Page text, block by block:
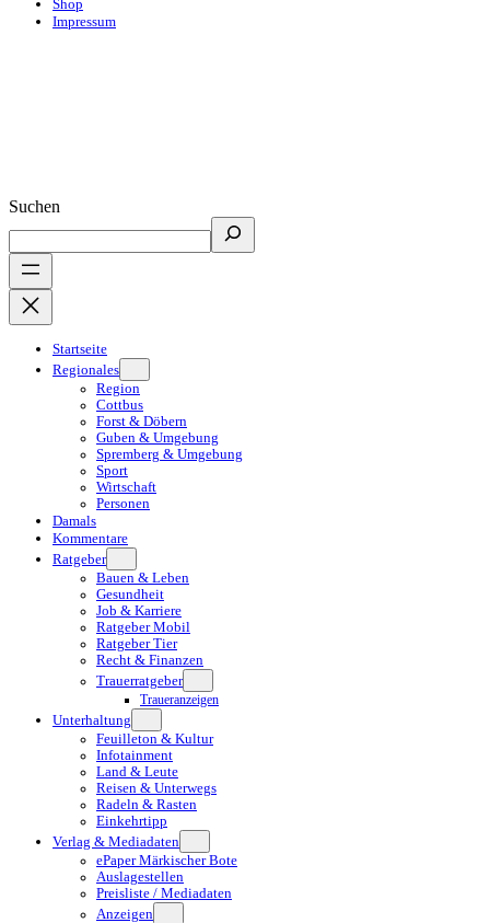
Shop
Impressum
Suchen
Startseite
Regionales
Region
Cottbus
Forst & Döbern
Guben & Umgebung
Spremberg & Umgebung
Sport
Wirtschaft
Personen
Damals
Kommentare
Ratgeber
Bauen & Leben
Gesundheit
Job & Karriere
Ratgeber Mobil
Ratgeber Tier
Recht & Finanzen
Trauerratgeber
Traueranzeigen
Unterhaltung
Feuilleton & Kultur
Infotainment
Land & Leute
Reisen & Unterwegs
Radeln & Rasten
Einkehrtipp
Verlag & Mediadaten
ePaper Märkischer Bote
Auslagestellen
Preisliste / Mediadaten
Anzeigen